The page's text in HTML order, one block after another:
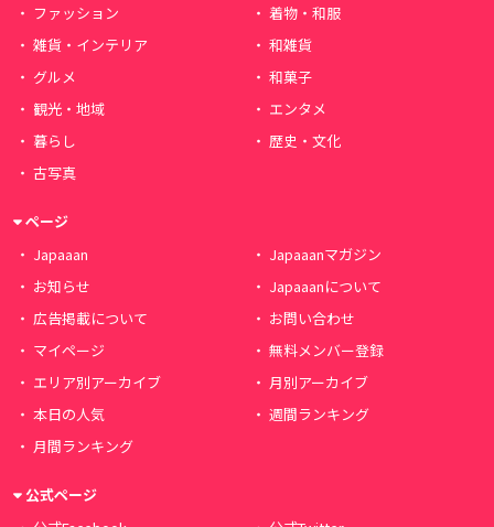
ファッション
着物・和服
雑貨・インテリア
和雑貨
グルメ
和菓子
観光・地域
エンタメ
暮らし
歴史・文化
古写真
ページ
Japaaan
Japaaanマガジン
お知らせ
Japaaanについて
広告掲載について
お問い合わせ
マイページ
無料メンバー登録
エリア別アーカイブ
月別アーカイブ
本日の人気
週間ランキング
月間ランキング
公式ページ